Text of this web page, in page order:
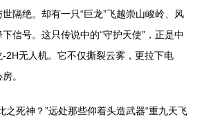
隔绝。却有一只“巨龙”飞越崇山峻岭、风
信号。这只传说中的“守护天使”，正是中
2H无人机。它不仅撕裂云雾，更拉下电
。
之死神？”远处那些仰着头造武器“重九天飞